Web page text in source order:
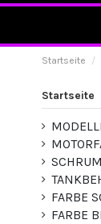
Startseite
Startseite
FARBE
FARBE